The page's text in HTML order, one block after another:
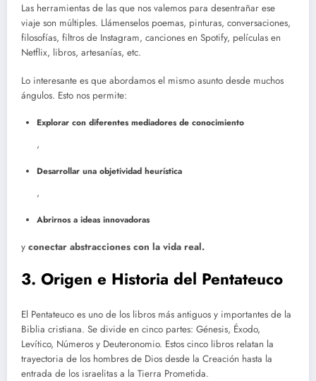
Las herramientas de las que nos valemos para desentrañar ese
viaje son múltiples. Llámenselos poemas, pinturas, conversaciones,
filosofías, filtros de Instagram, canciones en Spotify, películas en
Netflix, libros, artesanías, etc.
Lo interesante es que abordamos el mismo asunto desde muchos
ángulos. Esto nos permite:
Explorar con diferentes mediadores de conocimiento
,
Desarrollar una objetividad heurística
,
Abrirnos a ideas innovadoras
y conectar abstracciones con la vida real.
3. Origen e Historia del Pentateuco
El Pentateuco es uno de los libros más antiguos y importantes de la
Biblia cristiana. Se divide en cinco partes: Génesis, Éxodo,
Levítico, Números y Deuteronomio. Estos cinco libros relatan la
trayectoria de los hombres de Dios desde la Creación hasta la
entrada de los israelitas a la Tierra Prometida.